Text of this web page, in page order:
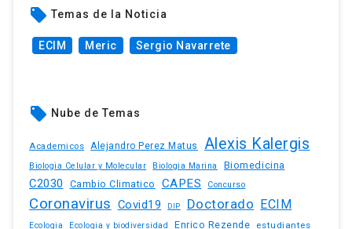
local_offer Temas de la Noticia
ECIM Meric Sergio Navarrete
local_offer Nube de Temas
Academicos Alejandro Perez Matus Alexis Kalergis
Biologia Celular y Molecular Biologia Marina Biomedicina
C2030 Cambio Climatico CAPES Concurso
Coronavirus Covid19 DIP Doctorado ECIM
Ecologia Ecologia y biodiversidad Enrico Rezende estudiantes